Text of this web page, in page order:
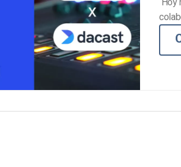
Privacidad y Seguridad
Aprendizaje en Línea